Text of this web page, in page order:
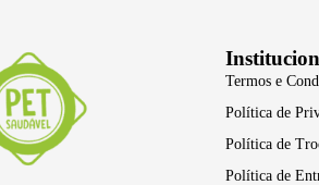
Termos e
Política de
Política de
Política de